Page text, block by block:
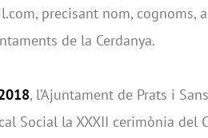
precisant nom, cognoms,
de la Cerdanya.
, l’Ajuntament de Prats i
Social la XXXII cerimònia del